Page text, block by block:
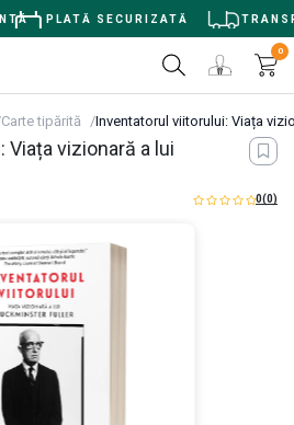
PLATĂ SECURIZATĂ
0
Carte tipărită Inventatorul viitorului: Viața
vizionară a lui
0(0)